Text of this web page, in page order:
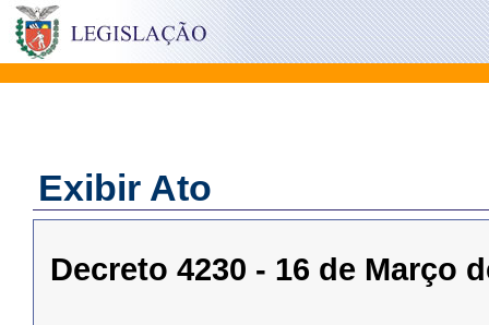
Exibir Ato
Decreto 4230 - 16 de Março